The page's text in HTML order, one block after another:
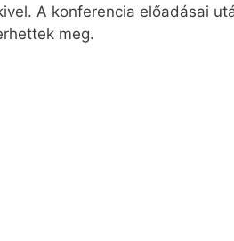
A konferencia előadásai
meg.